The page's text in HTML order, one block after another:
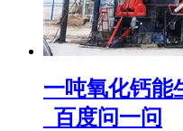
一吨氧化钙能
_百度问一问